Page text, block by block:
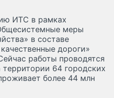
ИТС в рамках
меры
в составе
дороги»
работы проводятся
64 городских
более 44 млн